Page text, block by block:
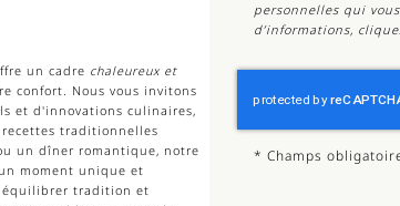
un cadre chaleureux et
confort. Nous vous invitons
et d'innovations culinaires,
traditionnelles
un dîner romantique, notre
moment unique et
équilibrer tradition et
personnelles qui
d’informations,
*Champs